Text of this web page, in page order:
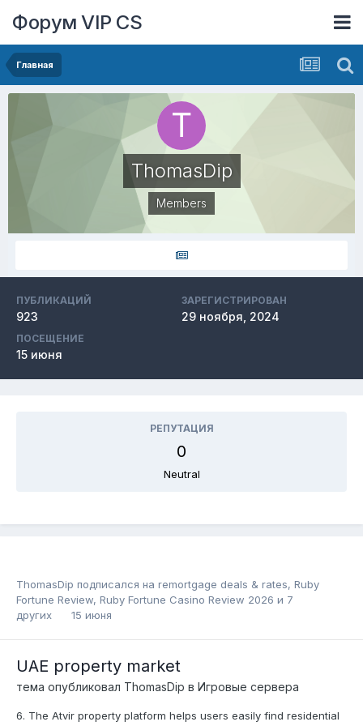
Форум VIP CS
Главная
ThomasDip
Members
ПУБЛИКАЦИЙ
923
ЗАРЕГИСТРИРОВАН
29 ноября, 2024
ПОСЕЩЕНИЕ
15 июня
РЕПУТАЦИЯ
0
Neutral
ThomasDip подписался на remortgage deals & rates, Ruby
Fortune Review, Ruby Fortune Casino Review 2026 и 7
других
15 июня
UAE property market
тема опубликовал ThomasDip в Игровые сервера
6. The Atvir property platform helps users easily find residential